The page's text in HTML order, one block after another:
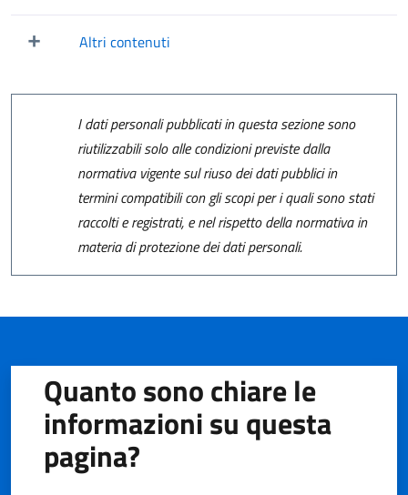
Altri contenuti
I dati personali pubblicati in questa sezione sono
riutilizzabili solo alle condizioni previste dalla
normativa vigente sul riuso dei dati pubblici in
termini compatibili con gli scopi per i quali sono stati
raccolti e registrati, e nel rispetto della normativa in
materia di protezione dei dati personali.
Quanto sono chiare le
informazioni su questa
pagina?